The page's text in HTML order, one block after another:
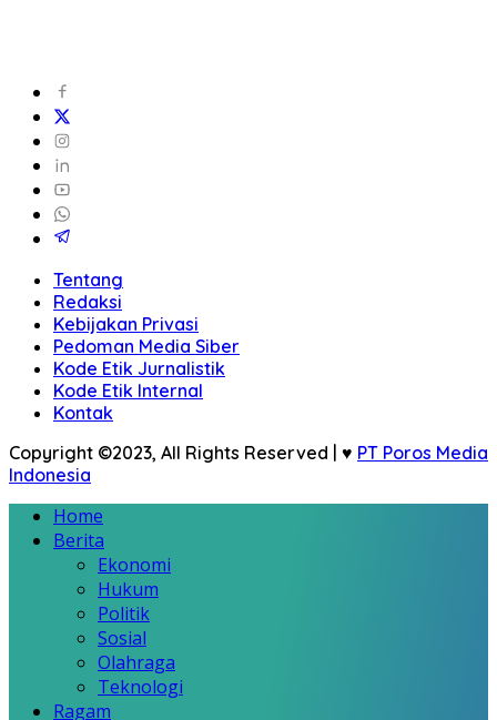
Tentang
Redaksi
Kebijakan Privasi
Pedoman Media Siber
Kode Etik Jurnalistik
Kode Etik Internal
Kontak
Copyright ©2023, All Rights Reserved | ♥ PT Poros Media
Indonesia
Home
Berita
Ekonomi
Hukum
Politik
Sosial
Olahraga
Teknologi
Ragam